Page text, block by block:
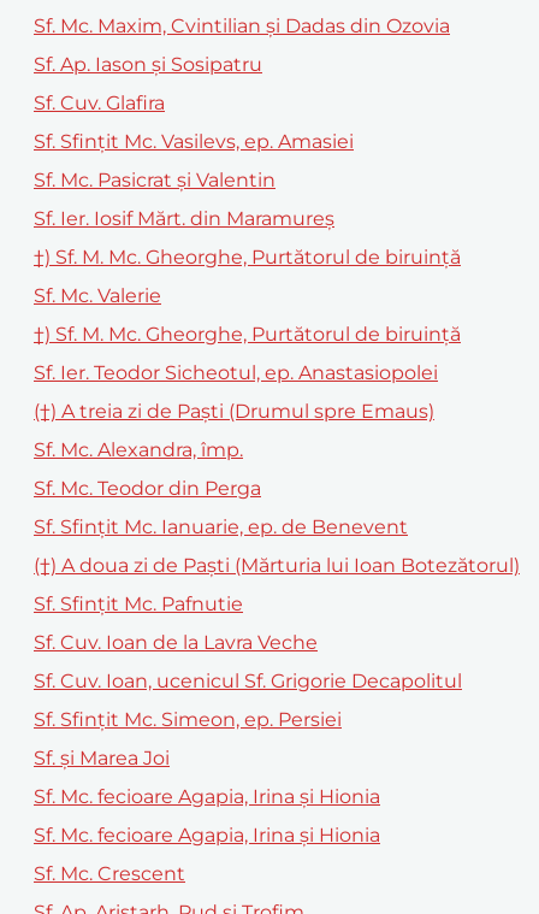
Sf. Mc. Maxim, Cvintilian și Dadas din Ozovia
Sf. Ap. Iason și Sosipatru
Sf. Cuv. Glafira
Sf. Sfințit Mc. Vasilevs, ep. Amasiei
Sf. Mc. Pasicrat și Valentin
Sf. Ier. Iosif Mărt. din Maramureș
†) Sf. M. Mc. Gheorghe, Purtătorul de biruință
Sf. Mc. Valerie
†) Sf. M. Mc. Gheorghe, Purtătorul de biruinţă
Sf. Ier. Teodor Sicheotul, ep. Anastasiopolei
(†) A treia zi de Paști (Drumul spre Emaus)
Sf. Mc. Alexandra, împ.
Sf. Mc. Teodor din Perga
Sf. Sfințit Mc. Ianuarie, ep. de Benevent
(†) A doua zi de Paști (Mărturia lui Ioan Botezătorul)
Sf. Sfințit Mc. Pafnutie
Sf. Cuv. Ioan de la Lavra Veche
Sf. Cuv. Ioan, ucenicul Sf. Grigorie Decapolitul
Sf. Sfințit Mc. Simeon, ep. Persiei
Sf. și Marea Joi
Sf. Mc. fecioare Agapia, Irina și Hionia
Sf. Mc. fecioare Agapia, Irina şi Hionia
Sf. Mc. Crescent